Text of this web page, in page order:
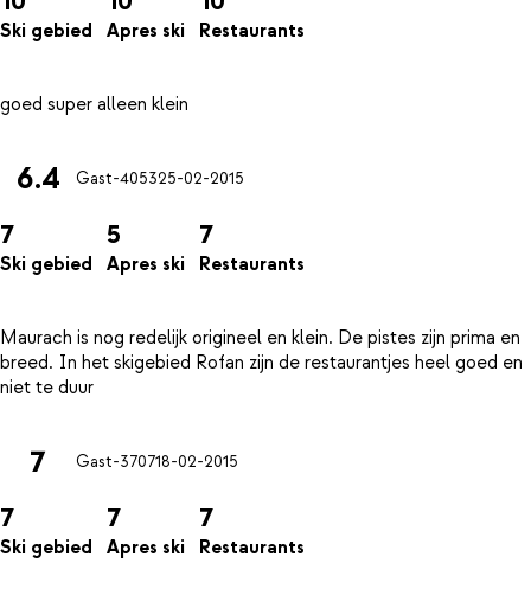
Ski gebied Apres ski Restaurants
6.4 Gast-405325-02-2015
7
Ski gebied
5
Apres ski
7
Restaurants
Maurach is nog redelijk origineel en klein. De pistes zijn prima en
breed. In het skigebied Rofan zijn de restaurantjes heel goed en
7 Gast-370718-02-2015
7
Ski gebied
7
Apres ski
7
Restaurants